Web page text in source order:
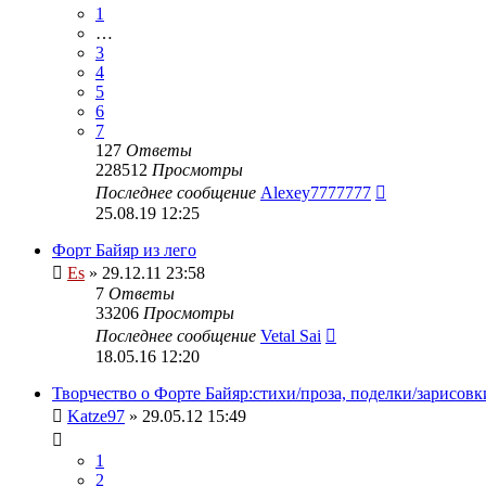
1
…
3
4
5
6
7
127 Ответы
228512 Просмотры
Последнее сообщение Alexey7777777
25.08.19 12:25
Форт Байяр из лего
Es » 29.12.11 23:58
7 Ответы
33206 Просмотры
Последнее сообщение Vetal Sai
18.05.16 12:20
Творчество о Форте Байяр:стихи/проза, поделки/
Katze97 » 29.05.12 15:49
1
2